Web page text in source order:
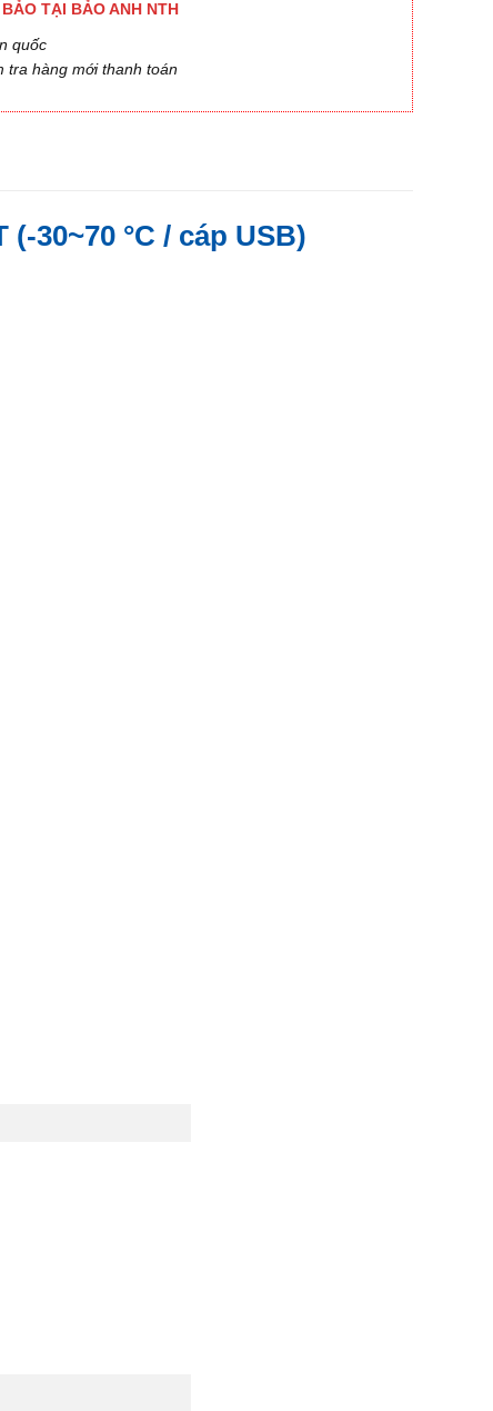
TẠI BẢO ANH NTH
quốc
tra hàng mới thanh toán
30~70 °C / cáp USB)